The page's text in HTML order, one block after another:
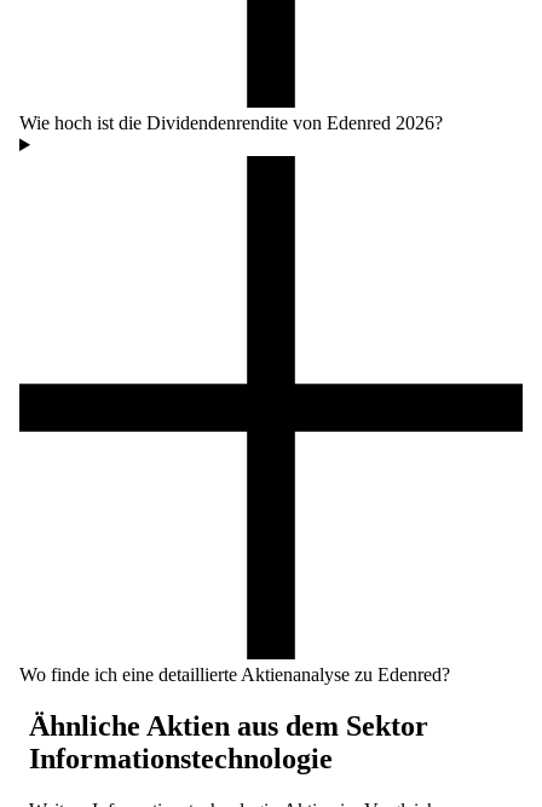
Wie hoch ist die Dividendenrendite von Edenred 2026?
Wo finde ich eine detaillierte Aktienanalyse zu Edenred?
Ähnliche Aktien aus dem Sektor
Informationstechnologie